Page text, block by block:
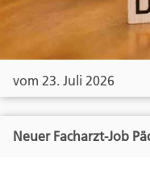
vom 23. Juli 2026
Neuer Facharzt-Job